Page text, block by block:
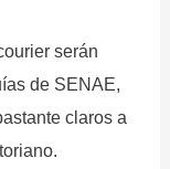
serán
de SENAE,
claros a